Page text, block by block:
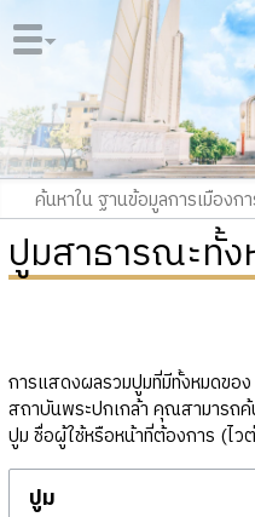
ปูมสาธารณะทั้
การแสดงผลรวมปูมที่มีทั้งหมดขอ
สถาบันพระปกเกล้า คุณสามารถค้
ปูม ชื่อผู้ใช้หรือหน้าที่ต้องการ (ไ
ปูม